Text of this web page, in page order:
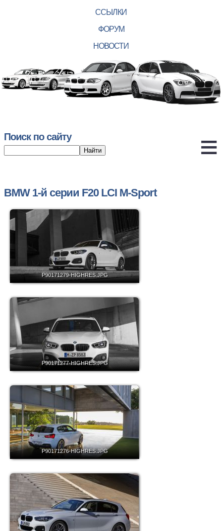
ССЫЛКИ
ФОРУМ
НОВОСТИ
Поиск по сайту
BMW 1-й серии F20 LCI M-Sport
P90171279-HIGHRES.JPG
P90171277-HIGHRES.JPG
P90171276-HIGHRES.JPG